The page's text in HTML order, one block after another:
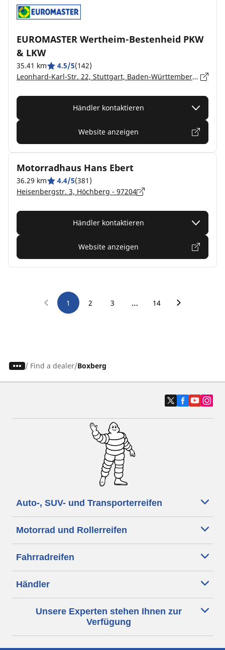
EUROMASTER Wertheim-Bestenheid PKW
& LKW
35.41 km 4.5/5(142)
Leonhard-Karl-Str. 22, Stuttgart, Baden-Württemberg, Wertheim-Bestenheid - 97877
Händler kontaktieren
Website anzeigen
Motorradhaus Hans Ebert
36.29 km 4.4/5(381)
Heisenbergstr. 3, Höchberg - 97204
Händler kontaktieren
Website anzeigen
1 2 3 … 14
/ Find a dealer Boxberg
Auto-, SUV- und Transporterreifen
Motorrad und Rollerreifen
Fahrradreifen
Händler
Unsere Experten stehen Ihnen zur
Verfügung